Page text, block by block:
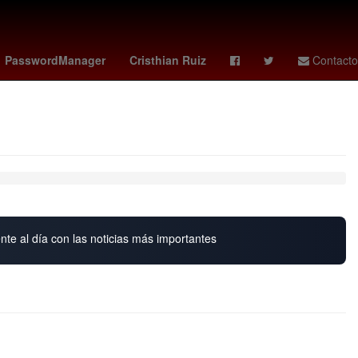
PasswordManager Cristhian Ruiz Contacto
chrome bmw melate 4095 carlos treviño
al día con las noticias más importantes